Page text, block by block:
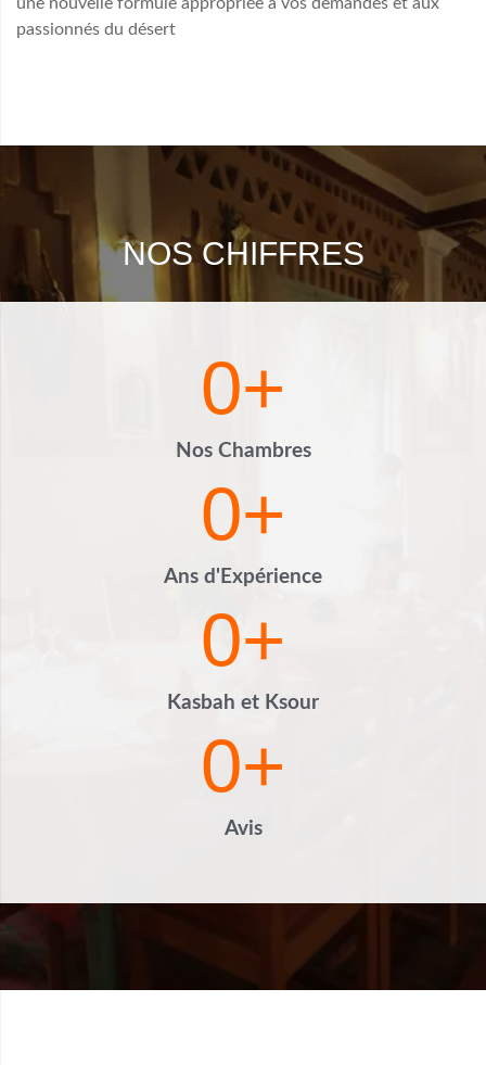
une nouvelle formule appropriée à vos demandes et aux
passionnés du désert
NOS CHIFFRES
0+
Nos Chambres
0+
Ans d'Expérience
0+
Kasbah et Ksour
0+
Avis